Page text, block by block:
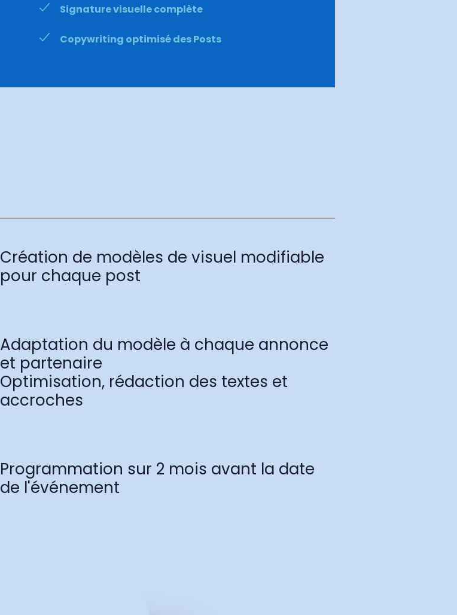
Signature visuelle complète
Copywriting optimisédesPosts
Création de modèles de visuel modifiable
pour chaque post
Adaptation du modèle à chaque annonce
et partenaire
Optimisation, rédaction des textes et
accroches
Programmation sur 2 mois avant la date
de l'événement